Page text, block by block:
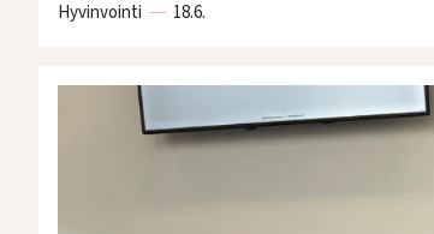
u
Hyvinvointi 18.6.